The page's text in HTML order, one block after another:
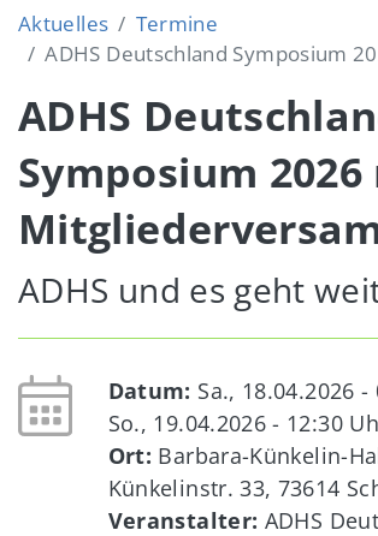
Aktuelles
Termine
ADHS Deutschland Symposium
ADHS
Symposium
ADHS und es geht
Datum: Sa., 18.04.2026 -
So., 19.04.2026 - 12:30
Ort: Barbara-Künkelin-
Künkelinstr. 33, 73614
Veranstalter: ADHS